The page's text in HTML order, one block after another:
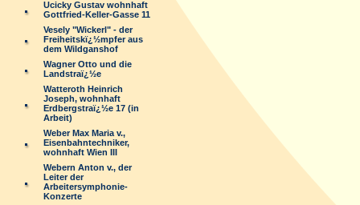
Ucicky Gustav wohnhaft
Gottfried-Keller-Gasse 11
Vesely "Wickerl" - der
Freiheitskï¿½mpfer aus
dem Wildganshof
Wagner Otto und die
Landstraï¿½e
Watteroth Heinrich
Joseph, wohnhaft
Erdbergstraï¿½e 17 (in
Arbeit)
Weber Max Maria v.,
Eisenbahntechniker,
wohnhaft Wien III
Webern Anton v., der
Leiter der
Arbeitersymphonie-
Konzerte